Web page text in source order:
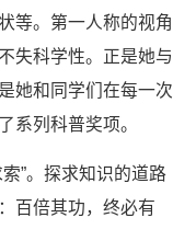
等。第一人称的视角
失科学性。正是她与
她和同学们在每一次
系列科普奖项。
”。探求知识的道路
百倍其功，终必有